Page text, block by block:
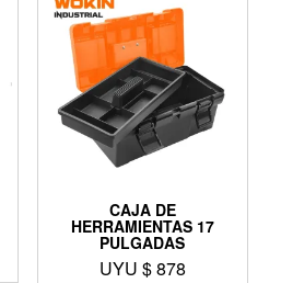
CAJA DE
HERRAMIENTAS 17
PULGADAS
UYU $878